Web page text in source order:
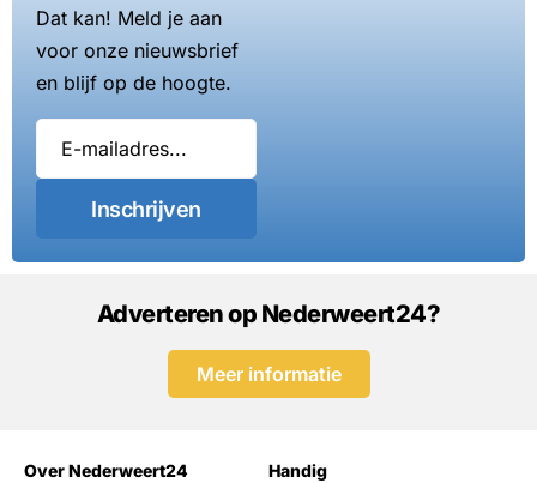
Dat kan! Meld je aan
voor onze nieuwsbrief
en blijf op de hoogte.
Inschrijven
Adverteren op Nederweert24?
Meer informatie
Over Nederweert24 Handig